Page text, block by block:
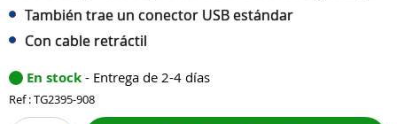
También trae un conector USB estándar
Con cable retráctil
En stock - Entrega de 2-4 días
Ref : TG2395-908